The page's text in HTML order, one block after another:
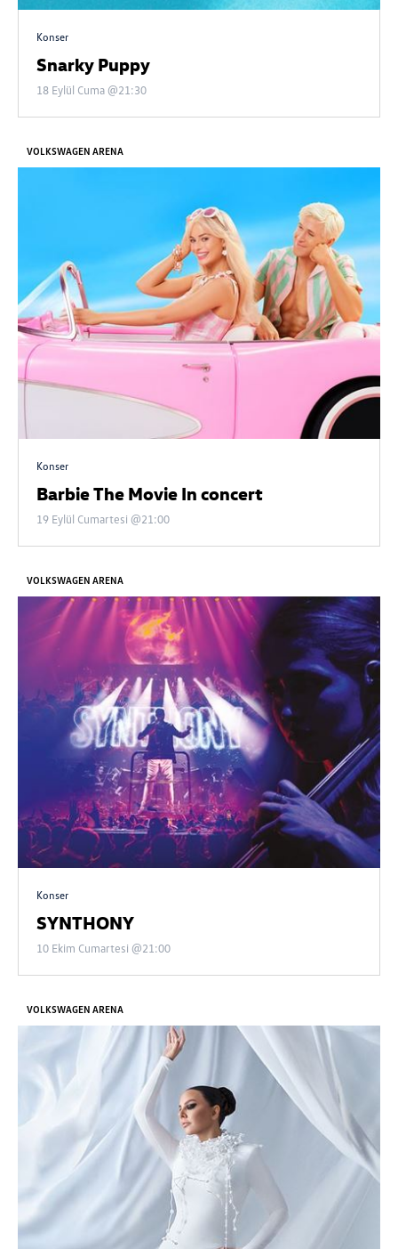
Konser
Snarky Puppy
18 Eylül Cuma @21:30
VOLKSWAGEN ARENA
Konser
Barbie The Movie In concert
19 Eylül Cumartesi @21:00
VOLKSWAGEN ARENA
Konser
SYNTHONY
10 Ekim Cumartesi @21:00
VOLKSWAGEN ARENA